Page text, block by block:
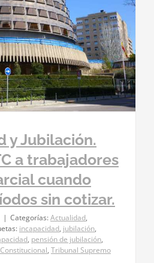
y Jubilación.
a trabajadores
cuando
sin cotizar.
| Categorías:Actualidad,
incapacidad, jubilación,
, pensión de jubilación,
, Tribunal Supremo